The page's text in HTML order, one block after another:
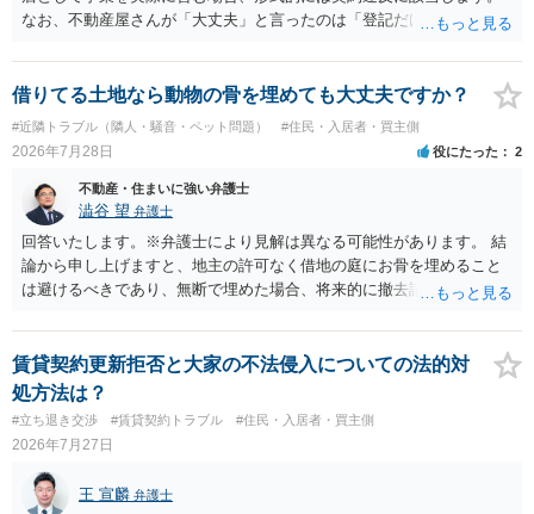
なお、不動産屋さんが「大丈夫」と言ったのは「登記だけなら実務上
れますが、これは法的な保証ではありません。 ただ、解除まで認めら
れるかどうかについては信頼関係が破壊されたかどうかで判断されま
すので、建物を事務所・店舗用に大きく改築する等までなさらない限
り、リスクはそれほど大きくないかもしれません。 しかしそれでも、
大家さんが契約違反を口実に、将来の更新時に更新料の上乗せを要求
したり、立ち退きを迫る材料に使ったりする可能性は否定できませ
ん。
借りてる土地なら動物の骨を埋めても大丈夫ですか？
#近隣トラブル（隣人・騒音・ペット問題） #住民・入居者・買主側
2026年7月28日 役にたった 2
不動産・住まいに強い弁護士
澁谷 望 弁護士
回答いたします。※弁護士により見解は異なる可能性があります。 結
論から申し上げますと、地主の許可なく借地の庭にお骨を埋めること
は避けるべきであり、無断で埋めた場合、将来的に撤去請求や退去時
上、自分のペットの遺骨を埋める行為自体は墓地埋葬法違反や不法投
棄には該当しないため、犯罪になるわけではありません。しかし、建
物の所有者は質問者様であっても、土地の所有権はあくまで地主にあ
ります。そのため、地主に無断でお骨を埋める行為は、他人の所有権
を侵害する行為や、借地人としての善管注意義務違反とみなされる可
能性が高いのが私見です。 どうしてもお近くで供養されたい場合は、
事前に地主へ相談して許可を得るか、土地に直接埋めずに大きめの鉢
植え等で供養する「プランター葬」や、ペット霊園等への納骨を検討
賃貸契約更新拒否と大家の不法侵入についての法的対
処方法は？
#立ち退き交渉 #賃貸契約トラブル #住民・入居者・買主側
2026年7月27日
王 宣麟 弁護士